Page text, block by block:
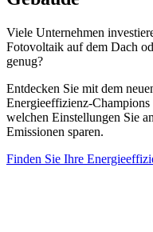
Viele Unternehmen
Fotovoltaik auf dem Dach
genug?
Entdecken Sie mit dem
Energieeffizienz-
welchen Einstellungen Sie
Emissionen sparen.
Finden Sie Ihre